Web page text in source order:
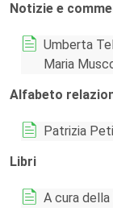
Notizie e
Umberta
Maria
Alfabeto
Patrizia
Libri
A cura della